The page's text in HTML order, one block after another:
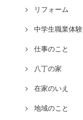
リフォーム
中学生職業体験
仕事のこと
八丁の家
在家のいえ
地域のこと